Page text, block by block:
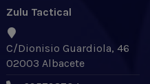
Zulu Tactical
C/Dionisio Guardiola, 46
02003 Albacete